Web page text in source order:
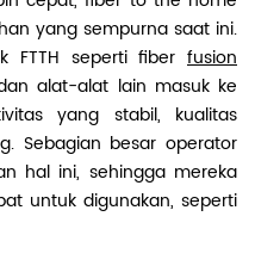
yang sempurna saat ini.
FTTH seperti fiber fusion
alat-alat lain masuk ke
yang stabil, kualitas
Sebagian besar operator
hal ini, sehingga mereka
untuk digunakan, seperti